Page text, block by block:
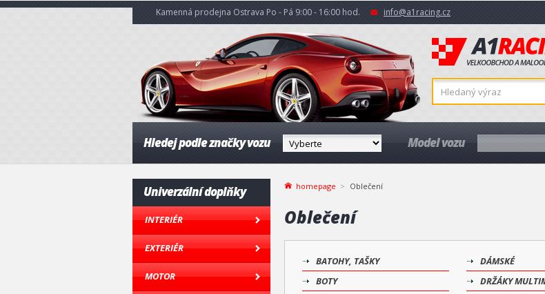
Kamenná prodejna Ostrava Po - Pá 9:00 - 16:00 hod. info@a1racing.cz
Hledej podle značky vozu Model vozu
Univerzální doplňky
INTERIÉR
EXTERIÉR
MOTOR
homepage Oblečení
Oblečení
BATOHY, TAŠKY
BOTY
DÁMSKÉ
DRŽÁKY